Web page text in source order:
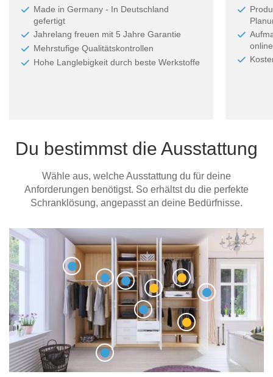
Made in Germany - In Deutschland
gefertigt
Jahrelang freuen mit 5 Jahre Garantie
Mehrstufige Qualitätskontrollen
Hohe Langlebigkeit durch beste Werkstoffe
Du bestimmst die Ausstattung
Wähle aus, welche Ausstattung du für deine
Anforderungen benötigst. So erhältst du die perfekte
Schranklösung, angepasst an deine Bedürfnisse.